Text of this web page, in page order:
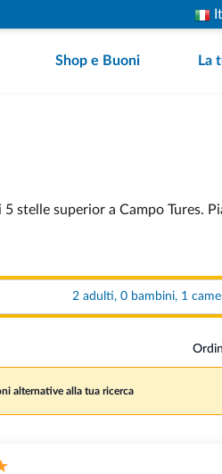
Shop e Buoni La
stelle superior a Campo Tures.
2 adulti, 0 bambini, 1
alternative alla tua ricerca